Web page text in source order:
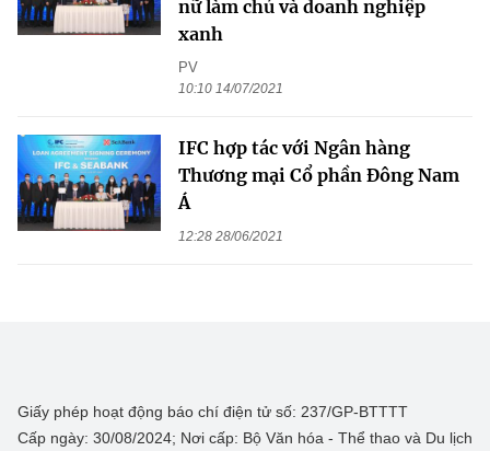
nữ làm chủ và doanh nghiệp
xanh
PV
10:10 14/07/2021
IFC hợp tác với Ngân hàng
Thương mại Cổ phần Đông Nam
Á
12:28 28/06/2021
Giấy phép hoạt động báo chí điện tử số: 237/GP-BTTTT
Cấp ngày: 30/08/2024; Nơi cấp: Bộ Văn hóa - Thể thao và Du lịch